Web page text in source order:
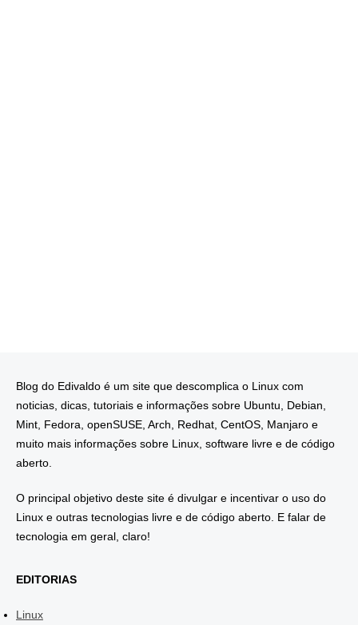
Blog do Edivaldo é um site que descomplica o Linux com
noticias, dicas, tutoriais e informações sobre Ubuntu, Debian,
Mint, Fedora, openSUSE, Arch, Redhat, CentOS, Manjaro e
muito mais informações sobre Linux, software livre e de código
aberto.
O principal objetivo deste site é divulgar e incentivar o uso do
Linux e outras tecnologias livre e de código aberto. E falar de
tecnologia em geral, claro!
EDITORIAS
Linux